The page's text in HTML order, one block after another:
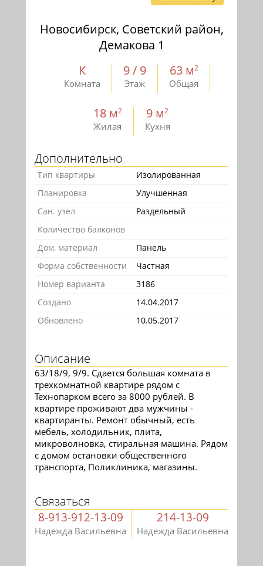
Новосибирск, Советский район,
Демакова 1
К
Комната
9 / 9
Этаж
63 м2
Общая
18 м2
Жилая
9 м2
Кухня
Дополнительно
Тип квартиры
Изолированная
Планировка
Улучшенная
Сан. узел
Раздельный
Количество балконов
Дом, материал
Панель
Форма собственности
Частная
Номер варианта
3186
Создано
14.04.2017
Обновлено
10.05.2017
Описание
63/18/9, 9/9. Сдается большая комната в
трехкомнатной квартире рядом с
Технопарком всего за 8000 рублей. В
квартире проживают два мужчины -
квартиранты. Ремонт обычный, есть
мебель, холодильник, плита,
микроволновка, стиральная машина. Рядом
с домом остановки общественного
транспорта, Поликлиника, магазины.
Связаться
8-913-912-13-09
Надежда Васильевна
214-13-09
Надежда Васильевна